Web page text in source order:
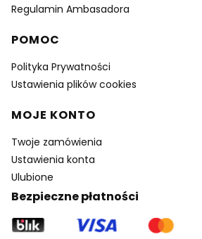
Regulamin Ambasadora
POMOC
Polityka Prywatności
Ustawienia plików cookies
MOJE KONTO
Twoje zamówienia
Ustawienia konta
Ulubione
Bezpieczne płatności